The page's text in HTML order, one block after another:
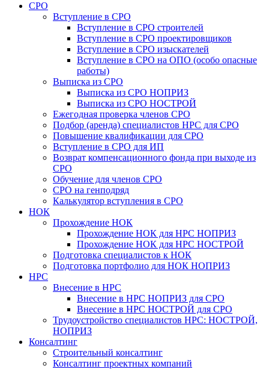
СРО
Вступление в СРО
Вступление в СРО строителей
Вступление в СРО проектировщиков
Вступление в СРО изыскателей
Вступление в СРО на ОПО (особо опасные
работы)
Выписка из СРО
Выписка из СРО НОПРИЗ
Выписка из СРО НОСТРОЙ
Ежегодная проверка членов СРО
Подбор (аренда) специалистов НРС для СРО
Повышение квалификации для СРО
Вступление в СРО для ИП
Возврат компенсационного фонда при выходе из
СРО
Обучение для членов СРО
СРО на генподряд
Калькулятор вступления в СРО
НОК
Прохождение НОК
Прохождение НОК для НРС НОПРИЗ
Прохождение НОК для НРС НОСТРОЙ
Подготовка специалистов к НОК
Подготовка портфолио для НОК НОПРИЗ
НРС
Внесение в НРС
Внесение в НРС НОПРИЗ для СРО
Внесение в НРС НОСТРОЙ для СРО
Трудоустройство специалистов НРС: НОСТРОЙ,
НОПРИЗ
Консалтинг
Строительный консалтинг
Консалтинг проектных компаний